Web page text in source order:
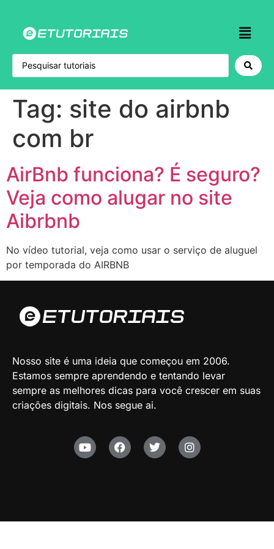
Tag: site do airbnb
com br
AirBnb funciona? É seguro?
Veja como alugar no site
Aibrbnb
No vídeo tutorial, veja como usar o serviço de aluguel
por temporada do AIRBNB
Nosso site é uma ideia que começou em 2006.
Estamos sempre aprendendo e tentando levar
sempre as melhores dicas para você crescer em suas
criações digitais. Nos segue ai.